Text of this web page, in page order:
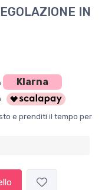
IN
Klarna
e prenditi il tempo per